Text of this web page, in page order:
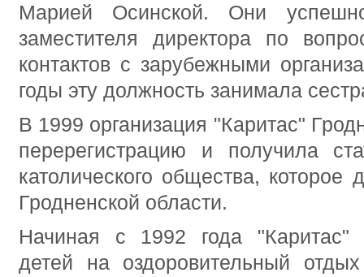
Марией Осинской. Они
заместителя директора по
контактов с зарубежными
годы эту должность занимала
В 1999 организация "Каритас"
перерегистрацию и получила
католического общества, которое
Гродненской области.
Начиная с 1992 года "Каритас"
детей на оздоровительный